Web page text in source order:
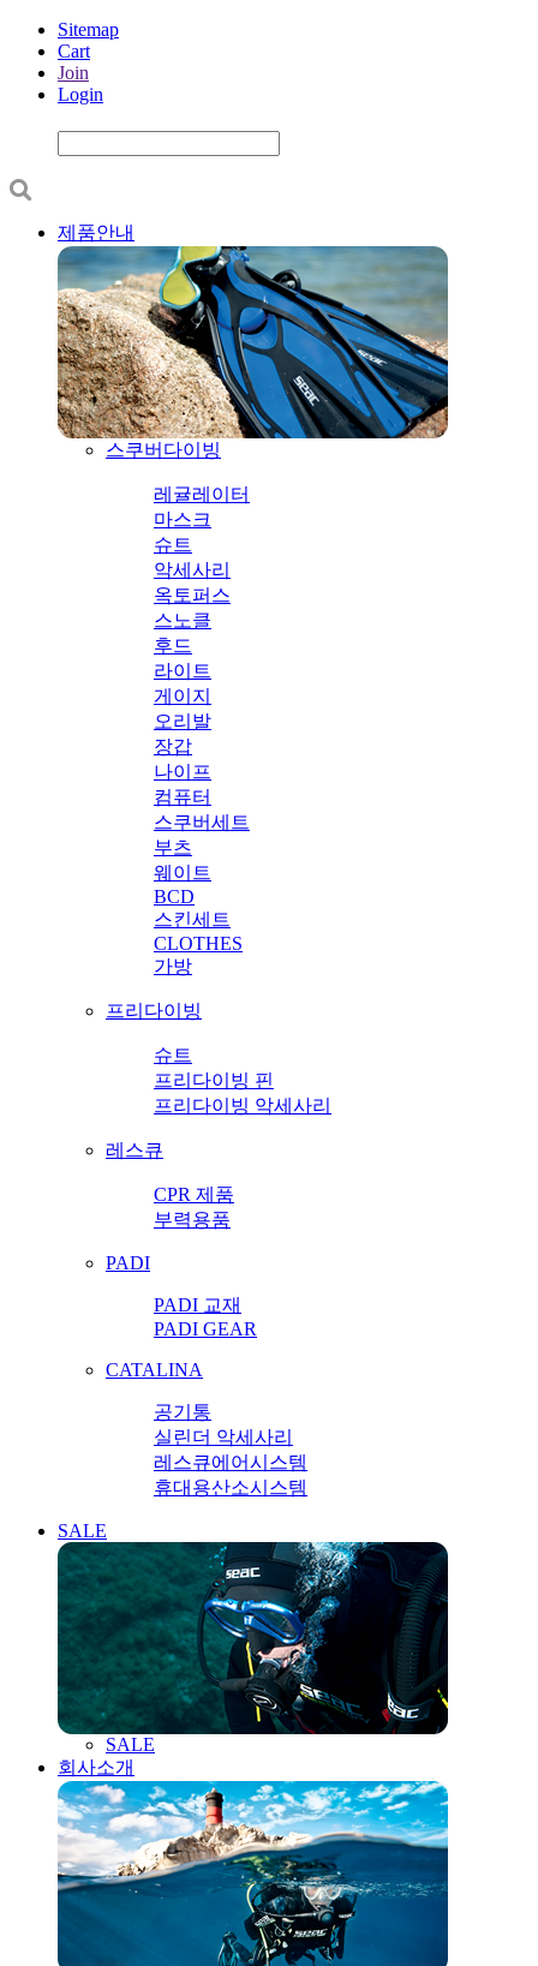
Sitemap
Cart
Join
Login
제품안내
스쿠버다이빙
레귤레이터
마스크
슈트
악세사리
옥토퍼스
스노클
후드
라이트
게이지
오리발
장갑
나이프
컴퓨터
스쿠버세트
부츠
웨이트
BCD
스킨세트
CLOTHES
가방
프리다이빙
슈트
프리다이빙 핀
프리다이빙 악세사리
레스큐
CPR 제품
부력용품
PADI
PADI 교재
PADI GEAR
CATALINA
공기통
실린더 악세사리
레스큐에어시스템
휴대용산소시스템
SALE
SALE
회사소개